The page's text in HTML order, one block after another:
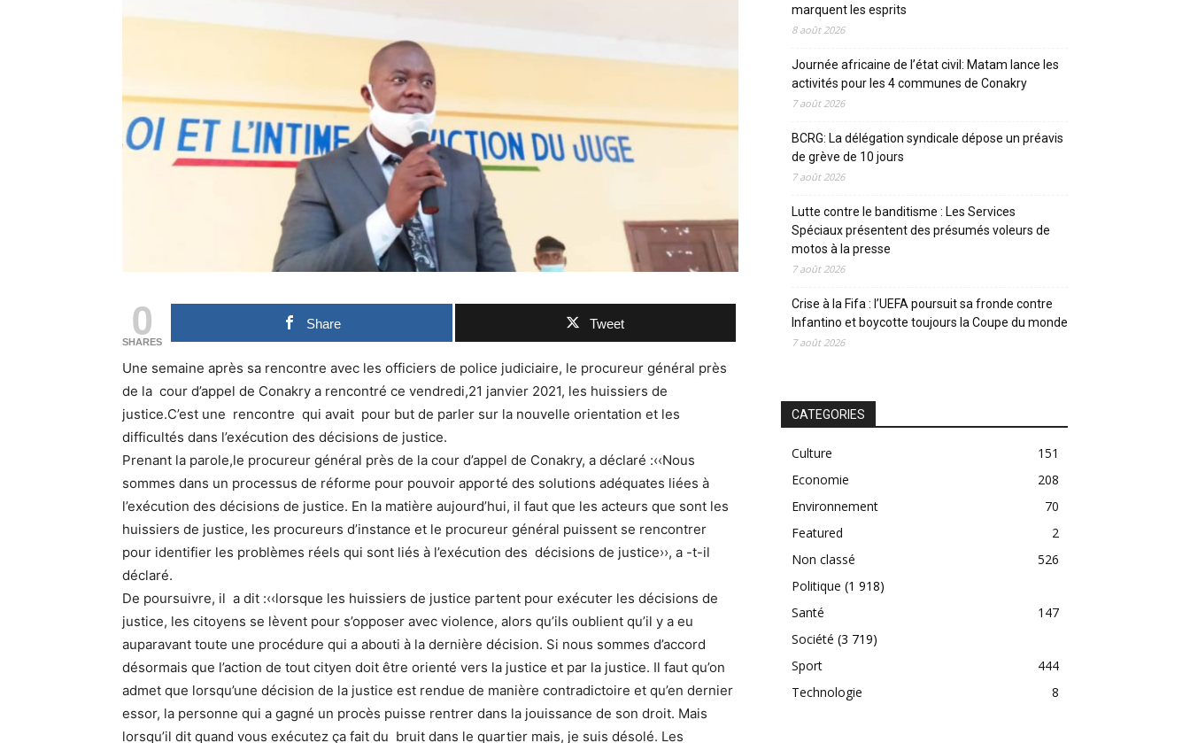
0
SHARES
Share Tweet
Une semaine après sa rencontre avec les officiers de police judiciaire, le procureur général près
de la cour d’appel de Conakry a rencontré ce vendredi,21 janvier 2021, les huissiers de
justice.C’est une rencontre qui avait pour but de parler sur la nouvelle orientation et les
difficultés dans l’exécution des décisions de justice.
Prenant la parole,le procureur général près de la cour d’appel de Conakry, a déclaré :‹‹Nous
sommes dans un processus de réforme pour pouvoir apporté des solutions adéquates liées à
l’exécution des décisions de justice. En la matière aujourd’hui, il faut que les acteurs que sont les
huissiers de justice, les procureurs d’instance et le procureur général puissent se rencontrer
pour identifier les problèmes réels qui sont liés à l’exécution des décisions de justice››, a -t-il
déclaré.
De poursuivre, il a dit :‹‹lorsque les huissiers de justice partent pour exécuter les décisions de
justice, les citoyens se lèvent pour s’opposer avec violence, alors qu’ils oublient qu’il y a eu
auparavant toute une procédure qui a abouti à la dernière décision. Si nous sommes d’accord
désormais que l’action de tout cityen doit être orienté vers la justice et par la justice. Il faut qu’on
admet que lorsqu’une décision de la justice est rendue de manière contradictoire et qu’en dernier
essor, la personne qui a gagné un procès puisse rentrer dans la jouissance de son droit. Mais
lorsqu’il dit quand vous exécutez ça fait du bruit dans le quartier mais, je suis désolé. Les
marquent les esprits
8 août 2026
Journée africaine de l’état civil: Matam lance les
activités pour les 4 communes de Conakry
7 août 2026
BCRG: La délégation syndicale dépose un préavis
de grève de 10 jours
7 août 2026
Lutte contre le banditisme : Les Services
Spéciaux présentent des présumés voleurs de
motos à la presse
7 août 2026
Crise à la Fifa : l’UEFA poursuit sa fronde contre
Infantino et boycotte toujours la Coupe du monde
7 août 2026
CATEGORIES
Culture
151
Economie
208
Environnement
70
Featured
2
Non classé
526
Politique (1 918)
Santé
147
Société (3 719)
Sport
444
Technologie
8